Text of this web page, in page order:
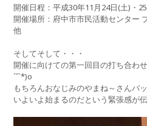
開催日程：平成30年11月24日(土)・
開催場所：府中市市民活動センター
他
そしてそして・・・
開催に向けての第一回目の打ち合わ
´˘`*)ο
もちろんおなじみのやまね～さんバ
いよいよ始まるのだという緊張感が